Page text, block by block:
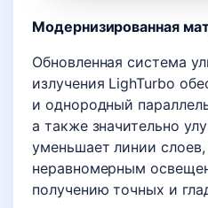
Модернизированная
Обновленная система
излучения LighTurbo
и однородный
а также значительно
уменьшает линии
неравномерным
получению точных и